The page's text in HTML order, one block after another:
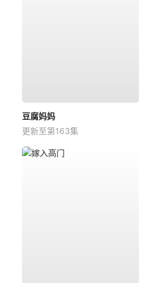
豆腐妈妈
更新至第163集